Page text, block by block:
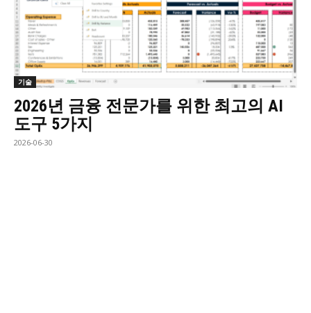
기술
2026년 금융 전문가를 위한 최고의 AI
도구 5가지
2026-06-30